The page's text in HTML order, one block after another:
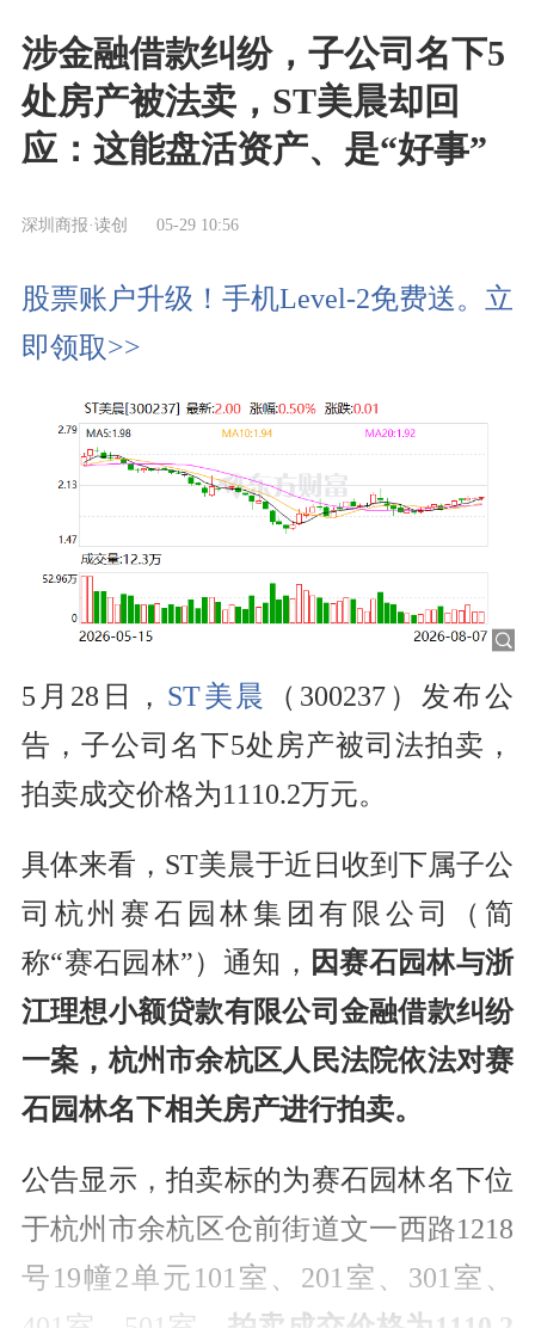
涉金融借款纠纷，子公司名下5
处房产被法卖，ST美晨却回
应：这能盘活资产、是“好事”
深圳商报·读创 05-29 10:56
股票账户升级！手机Level-2免费送。立
即领取>>
5月28日， ST美晨
（300237）发布公
告，子公司名下5处房产被司法拍卖，
拍卖成交价格为1110.2万元。
具体来看，ST美晨于近日收到下属子公
司杭州赛石园林集团有限公司（简
称“赛石园林”）通知， 因赛石园林与浙
江理想小额贷款有限公司金融借款纠纷
一案，杭州市余杭区人民法院依法对赛
石园林名下相关房产进行拍卖。
公告显示，拍卖标的为赛石园林名下位
于杭州市余杭区仓前街道文一西路1218
号19幢2单元101室、201室、301室、